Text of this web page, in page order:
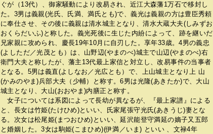
ぐが（13代）、御家騒動により改易され、近江大森藩1万石で移封し
た。3男は義親(光氏、氏満、満氏とも)で、義光は義親の方は豊臣秀頼
に奉仕させ、その後に義親は清水城主となり、清水大蔵大夫(しみずお
おくらだいふ)と称した。義光死後に生じた内紛によって、跡を継いだ
兄家親に攻められ、慶長19年10月に自刃した。享年33歳。4男の義忠
(よしただ／光茂とも）は、山野辺(やまのべ)城主で山辺(やまのべ)右
衛門大夫と称したが、藩主13代最上家信と対立し、改易事件の当事者
となる。5男は義直(よしなお／光広とも）で、上山城主となり上 山
(かみのやま)兵部大夫（少輔）と称す。6男は光隆(あきたか)で、大山
城主となり、大山(おおやま)内膳正と称す。
女子については系図によって長幼が異なるが、『最上家譜』による
と、長女は竹姫(たけひめ)といい、氏家尾張守光氏(あきうじ)妻とな
る。次女は松尾姫(まつおひめ)といい、延沢能登守満延の嫡子又五郎
と婚姻した。3女は駒姫(こまひめ)(伊満／いま) といい 、文禄4年